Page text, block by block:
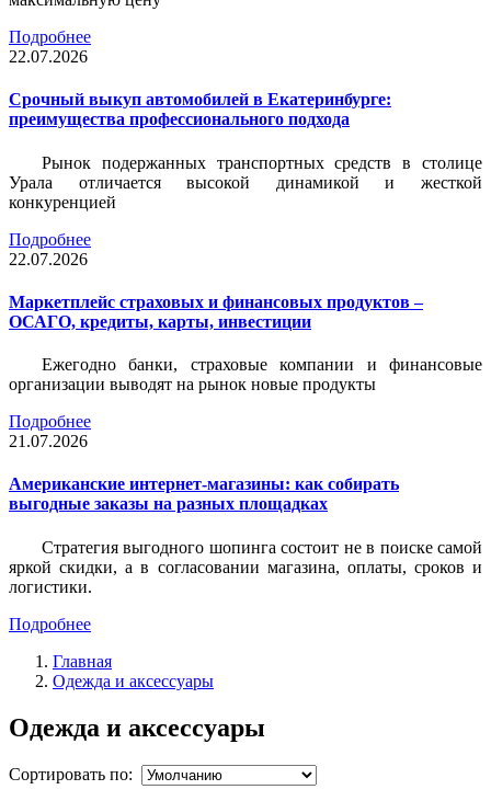
Подробнее
22.07.2026
Срочный выкуп автомобилей в Екатеринбурге:
преимущества профессионального подхода
Рынок подержанных транспортных средств в столице
Урала отличается высокой динамикой и жесткой
конкуренцией
Подробнее
22.07.2026
Маркетплейс страховых и финансовых продуктов –
ОСАГО, кредиты, карты, инвестиции
Ежегодно банки, страховые компании и финансовые
организации выводят на рынок новые продукты
Подробнее
21.07.2026
Американские интернет-магазины: как собирать
выгодные заказы на разных площадках
Стратегия выгодного шопинга состоит не в поиске самой
яркой скидки, а в согласовании магазина, оплаты, сроков и
логистики.
Подробнее
Главная
Одежда и аксессуары
Одежда и аксессуары
Сортировать по: